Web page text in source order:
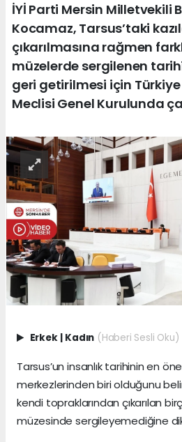
İYİ Parti Mersin Milletvekili
Kocamaz, Tarsus’taki
çıkarılmasına rağmen
müzelerde sergilenen
geri getirilmesi için
Meclisi Genel Kurulunda
Erkek | Kadın (Haberi Sesli Oku)
Tarsus’un insanlık tarihinin en
merkezlerinden biri olduğunu
kendi topraklarından çıkarılan
müzesinde sergileyemediğine